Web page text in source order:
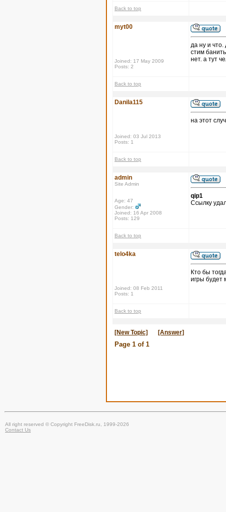
Back to top
myt00
Joined: 17 May 2009
Posts: 2
да ну и что.
стим
нет. а тут
Back to top
Danila115
Joined: 03 Jul 2013
Posts: 1
на этот
Back to top
admin
Site Admin
Age: 47
Gender:
Joined: 16 Apr 2008
Posts: 129
qip1
Ссылку
Back to top
telo4ka
Joined: 08 Feb 2011
Posts: 1
Кто бы
игры будет
Back to top
[New Topic] [Answer]
Page 1 of 1
All right reserved © Copyright FreeDisk.ru, 1999-2026
Contact Us